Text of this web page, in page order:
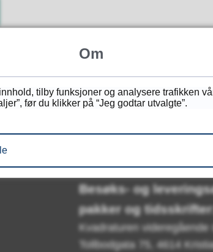
Besøks- og
pakker og tidsskrifter:
Kvadraturen videregående
Tollbodgata 75, 4614
Om
tilby funksjoner og analysere trafikken
før du klikker på “Jeg godtar utvalgte”.